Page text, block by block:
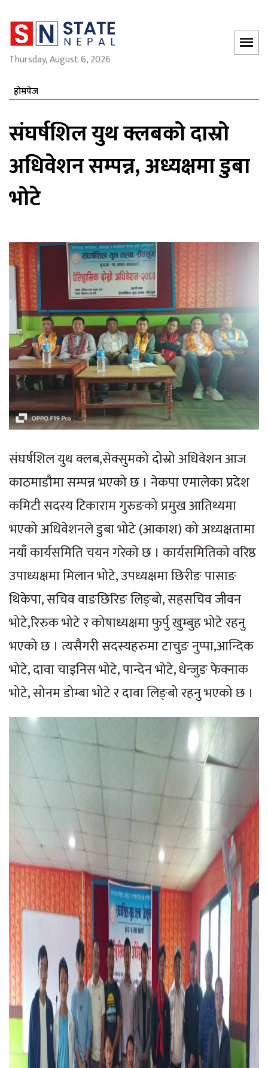
Thursday, August 6, 2026
होमपेज
संघर्षशिल युथ क्लबको दास्रो
अधिवेशन सम्पन्न, अध्यक्षमा डुबा
भोटे
संघर्षशिल युथ क्लब,सेक्सुमको दोस्रो अधिवेशन आज
काठमाडौमा सम्पन्न भएको छ । नेकपा एमालेका प्रदेश
कमिटी सदस्य टिकाराम गुरुङको प्रमुख आतिथ्यमा
भएको अधिवेशनले डुबा भोटे (आकाश) को अध्यक्षतामा
नयाँ कार्यसमिति चयन गरेको छ । कार्यसमितिको वरिष्ठ
उपाध्यक्षमा मिलान भोटे, उपध्यक्षमा छिरीङ पासाङ
थिकेपा, सचिव वाङछिरिङ लिङ्बो, सहसचिव जीवन
भोटे,रिरुक भोटे र कोषाध्यक्षमा फुर्पु खुम्बुह भोटे रहनु
भएको छ । त्यसैगरी सदस्यहरुमा टाचुङ नुप्पा,आन्दिक
भोटे, दावा चाइनिस भोटे, पान्देन भोटे, धेन्जुङ फेक्नाक
भोटे, सोनम डोम्बा भोटे र दावा लिङ्बो रहनु भएको छ ।